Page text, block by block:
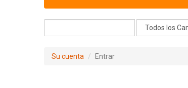
Su cuenta Entrar